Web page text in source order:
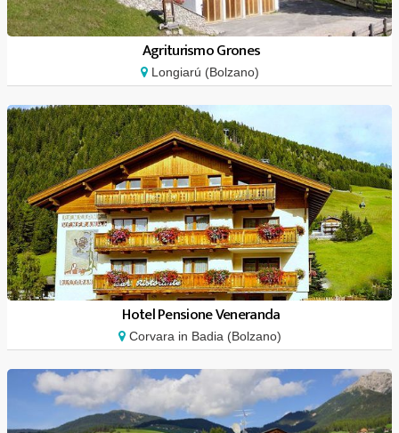
Agriturismo Grones
Longiarú (Bolzano)
Hotel Pensione Veneranda
Corvara in Badia (Bolzano)